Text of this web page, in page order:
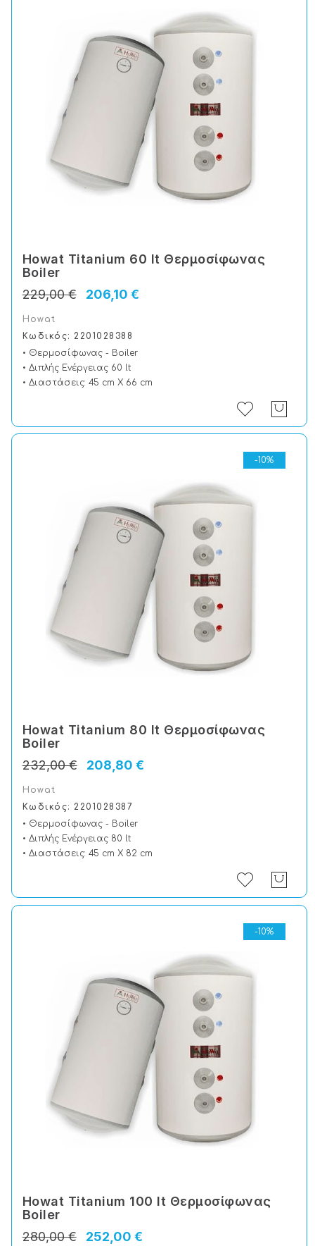
Howat Titanium 60 lt Θερμοσίφωνας
Boiler
206,10 €
229,00 €
Howat
Κωδικός: 2201028388
• Θερμοσίφωνας - Boiler
• Διπλής Ενέργειας 60 lt
• Διαστάσεις: 45 cm X 66 cm
-10%
Howat Titanium 80 lt Θερμοσίφωνας
Boiler
208,80 €
232,00 €
Howat
Κωδικός: 2201028387
• Θερμοσίφωνας - Boiler
• Διπλής Ενέργειας 80 lt
• Διαστάσεις: 45 cm X 82 cm
-10%
Howat Titanium 100 lt Θερμοσίφωνας
Boiler
252,00 €
280,00 €